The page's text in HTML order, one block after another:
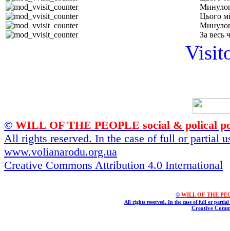
Цього
За весь
© WILL OF THE PEOPLE social & polical
All rights reserved. In the case of full or partial
www.volianarodu.org.ua
Creative Commons Attribution 4.0 International
© WILL OF THE
All rights reserved. In the case of full or
Creative